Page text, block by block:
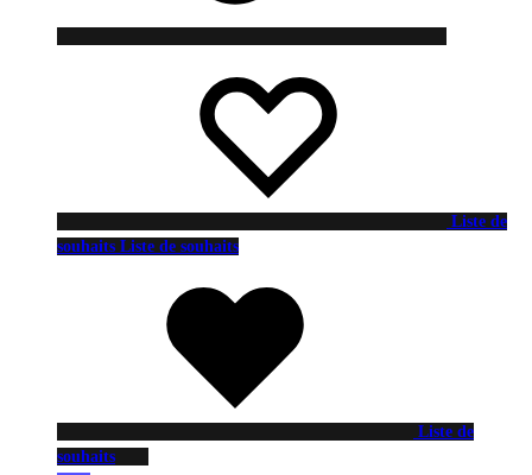
Liste de
souhaits Liste de souhaits
Liste de
souhaits